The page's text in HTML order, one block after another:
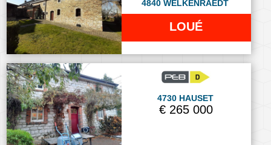
4840 WELKENRAEDT
LOUÉ
4730 HAUSET
€ 265 000